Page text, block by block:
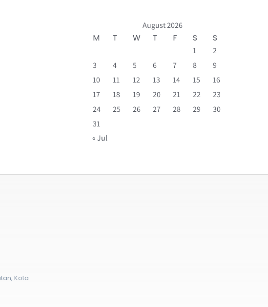
August 2026
M T W T F S S
1
2
3
4 5 6 7 8
9
10
11 12 13 14 15
16
17
18 19 20 21 22
23
24
25 26 27 28 29
30
31
« Jul
Kota